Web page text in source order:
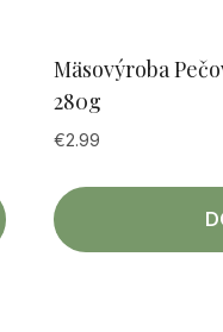
Mäsovýroba
280g
€2.99